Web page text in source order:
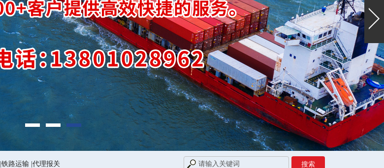
1 2 3
铁路运输| 代理报关